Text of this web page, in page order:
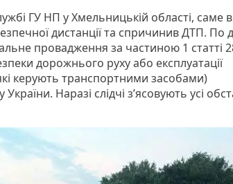
ГУ НП у Хмельницькій області, саме
дистанції та спричинив ДТП. По
провадження за частиною 1 статті
дорожнього руху або експлуатації
керують транспортними засобами)
Наразі слідчі з’ясовують усі